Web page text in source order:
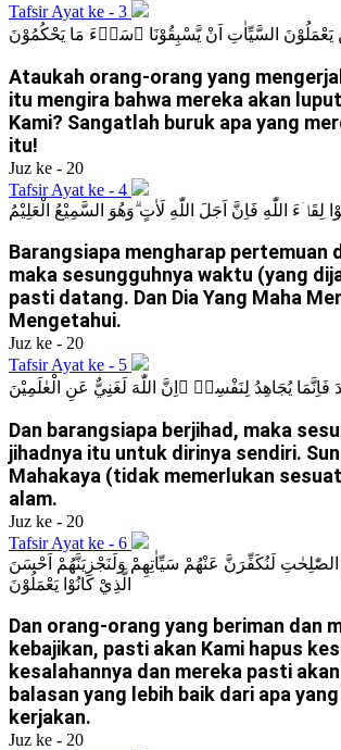
Tafsir Ayat ke - 3
يَعْمَلُوْنَ السَّيِّاٰتِ اَنْ يَّسْبِقُوْنَا ۗسَاۤءَ مَا يَحْكُمُوْنَ
Ataukah orang-orang yang
itu mengira bahwa mereka akan
Kami? Sangatlah buruk apa yang
itu!
Juz ke - 20
Tafsir Ayat ke - 4
لِقَاۤءَ اللّٰهِ فَاِنَّ اَجَلَ اللّٰهِ لَاٰتٍ ۗوَهُوَ السَّمِيْعُ الْعَلِيْمُ
Barangsiapa mengharap pertemuan
maka sesungguhnya waktu (yang
pasti datang. Dan Dia Yang Maha
Mengetahui.
Juz ke - 20
Tafsir Ayat ke - 5
فَاِنَّمَا يُجَاهِدُ لِنَفْسِهٖ ۗاِنَّ اللّٰهَ لَغَنِيٌّ عَنِ الْعٰلَمِيْنَ
Dan barangsiapa berjihad, maka
jihadnya itu untuk dirinya sendiri.
Mahakaya (tidak memerlukan
alam.
Juz ke - 20
Tafsir Ayat ke - 6
الصّٰلِحٰتِ لَنُكَفِّرَنَّ عَنْهُمْ سَيِّاٰتِهِمْ وَلَنَجْزِيَنَّهُمْ اَحْسَنَ
الَّذِيْ كَانُوْا يَعْمَلُوْنَ
Dan orang-orang yang beriman dan
kebajikan, pasti akan Kami hapus
kesalahannya dan mereka pasti
balasan yang lebih baik dari apa
kerjakan.
Juz ke - 20